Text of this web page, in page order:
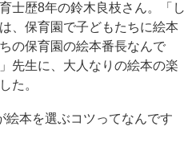
士歴8年の鈴木良枝さん。「し
、保育園で子どもたちに絵本
の保育園の絵本番長なんで
先生に、大人なりの絵本の楽
た。
絵本を選ぶコツってなんです